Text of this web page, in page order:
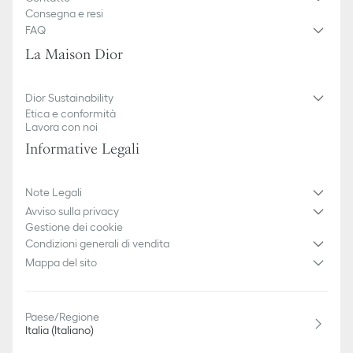
Consegna e resi
FAQ
La Maison Dior
Dior Sustainability
Etica e conformità
Lavora con noi
Informative Legali
Note Legali
Avviso sulla privacy
Gestione dei cookie
Condizioni generali di vendita
Mappa del sito
Paese/Regione
Italia (Italiano)